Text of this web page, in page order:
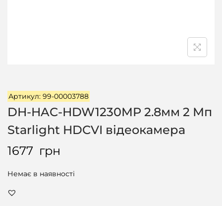
Артикул: 99-00003788
DH-HAC-HDW1230MP 2.8мм 2 Мп
Starlight HDCVI відеокамера
1677 грн
Немає в наявності